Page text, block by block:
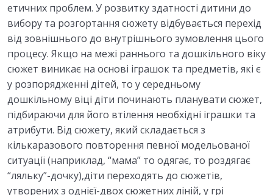
етичних проблем. У розвитку здатності дитини до
вибору та розгортання сюжету відбувається перехід
від зовнішнього до внутрішнього зумовлення цього
процесу. Якщо на межі раннього та дошкільного віку
сюжет виникає на основі іграшок та предметів, які є
у розпорядженні дітей, то у середньому
дошкільному віці діти починають планувати сюжет,
підбираючи для його втілення необхідні іграшки та
атрибути. Від сюжету, який складається з
кількаразового повторення певної модельованої
ситуації (наприклад, “мама” то одягає, то роздягає
“ляльку”-дочку),діти переходять до сюжетів,
утворених з однієї-двох сюжетних ліній, у грі